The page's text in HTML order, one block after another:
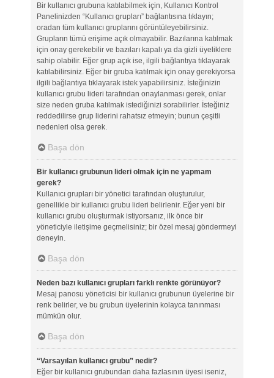
Bir kullanıcı grubuna katılabilmek için, Kullanıcı Kontrol
Panelinizden “Kullanıcı grupları” bağlantısına tıklayın;
oradan tüm kullanıcı gruplarını görüntüleyebilirsiniz.
Grupların tümü erişime açık olmayabilir. Bazılarına katılmak
için onay gerekebilir ve bazıları kapalı ya da gizli üyeliklere
sahip olabilir. Eğer grup açık ise, ilgili bağlantıya tıklayarak
katılabilirsiniz. Eğer bir gruba katılmak için onay gerekiyorsa
ilgili bağlantıya tıklayarak istek yapabilirsiniz. İsteğinizin
kullanıcı grubu lideri tarafından onaylanması gerek, onlar
size neden gruba katılmak istediğinizi sorabilirler. İsteğiniz
reddedilirse grup liderini rahatsız etmeyin; bunun çeşitli
nedenleri olsa gerek.
Başa dön
Bir kullanıcı grubunun lideri olmak için ne yapmam
gerek?
Kullanıcı grupları bir yönetici tarafından oluşturulur,
genellikle bir kullanıcı grubu lideri belirlenir. Eğer yeni bir
kullanıcı grubu oluşturmak istiyorsanız, ilk önce bir
yöneticiyle iletişime geçmelisiniz; bir özel mesaj göndermeyi
deneyin.
Başa dön
Neden bazı kullanıcı grupları farklı renkte görünüyor?
Mesaj panosu yöneticisi bir kullanıcı grubunun üyelerine bir
renk belirler, ve bu grubun üyelerinin kolayca tanınması
mümkün olur.
Başa dön
“Varsayılan kullanıcı grubu” nedir?
Eğer bir kullanıcı grubundan daha fazlasının üyesi iseniz,